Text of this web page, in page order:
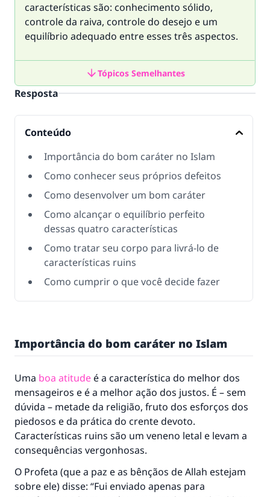
características são: conhecimento sólido,
controle da raiva, controle do desejo e um
equilíbrio adequado entre esses três aspectos.
Tópicos Semelhantes
Resposta
Conteúdo
Importância do bom caráter no Islam
Como conhecer seus próprios defeitos
Como desenvolver um bom caráter
Como alcançar o equilíbrio perfeito
dessas quatro características
Como tratar seu corpo para livrá-lo de
características ruins
Como cumprir o que você decide fazer
Importância do bom caráter no Islam
Uma boa atitude é a característica do melhor dos
mensageiros e é a melhor ação dos justos. É – sem
dúvida – metade da religião, fruto dos esforços dos
piedosos e da prática do crente devoto.
Características ruins são um veneno letal e levam a
consequências vergonhosas.
O Profeta (que a paz e as bênçãos de Allah estejam
sobre ele) disse: “Fui enviado apenas para